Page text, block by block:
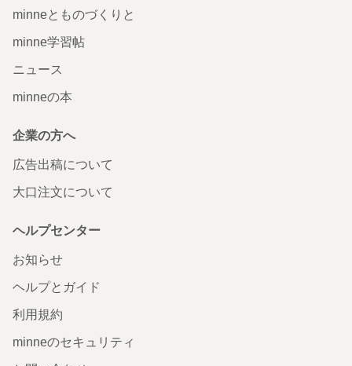
minneとものづくりと
minne学習帖
ニュース
minneの本
企業の方へ
広告出稿について
大口注文について
ヘルプセンター
お知らせ
ヘルプとガイド
利用規約
minneのセキュリティ